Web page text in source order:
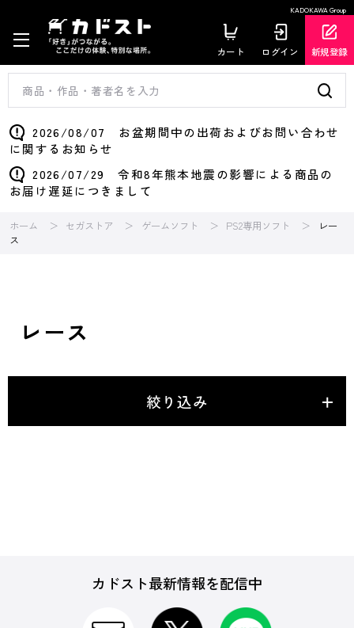
KADOKAWA Group
カート ログイン 新規登録
2026/08/07 お盆期間中の出荷およびお問い合わせ
に関するお知らせ
2026/07/29 令和8年熊本地震の影響による商品の
お届け遅延につきまして
ホーム セガストア ゲームソフト PS2専用ソフト
レー
ス
レース
絞り込み
カドスト最新情報を配信中